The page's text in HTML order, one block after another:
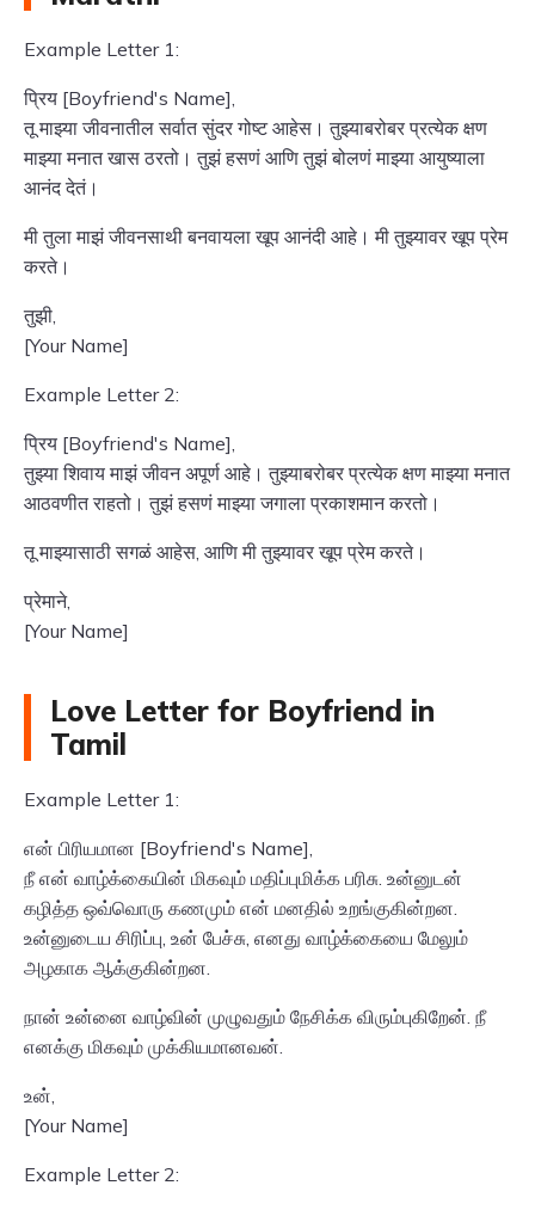
Example Letter 1:
प्रिय [Boyfriend's Name],
तू माझ्या जीवनातील सर्वात सुंदर गोष्ट आहेस। तुझ्याबरोबर प्रत्येक क्षण
माझ्या मनात खास ठरतो। तुझं हसणं आणि तुझं बोलणं माझ्या आयुष्याला
आनंद देतं।
मी तुला माझं जीवनसाथी बनवायला खूप आनंदी आहे। मी तुझ्यावर खूप प्रेम
करते।
तुझी,
[Your Name]
Example Letter 2:
प्रिय [Boyfriend's Name],
तुझ्या शिवाय माझं जीवन अपूर्ण आहे। तुझ्याबरोबर प्रत्येक क्षण माझ्या मनात
आठवणीत राहतो। तुझं हसणं माझ्या जगाला प्रकाशमान करतो।
तू माझ्यासाठी सगळं आहेस, आणि मी तुझ्यावर खूप प्रेम करते।
प्रेमाने,
[Your Name]
Love Letter for Boyfriend in
Tamil
Example Letter 1:
என் பிரியமான [Boyfriend's Name],
நீ என் வாழ்க்கையின் மிகவும் மதிப்புமிக்க பரிசு. உன்னுடன்
கழித்த ஒவ்வொரு கணமும் என் மனதில் உறங்குகின்றன.
உன்னுடைய சிரிப்பு, உன் பேச்சு, எனது வாழ்க்கையை மேலும்
அழகாக ஆக்குகின்றன.
நான் உன்னை வாழ்வின் முழுவதும் நேசிக்க விரும்புகிறேன். நீ
எனக்கு மிகவும் முக்கியமானவன்.
உன்,
[Your Name]
Example Letter 2: